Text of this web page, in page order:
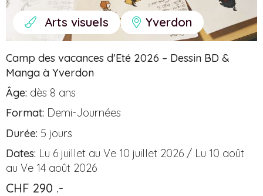
Arts visuels Yverdon
Camp des vacances d'Eté 2026 – Dessin BD &
Manga à Yverdon
Âge: dès 8 ans
Format: Demi-Journées
Durée: 5 jours
Dates: Lu 6 juillet au Ve 10 juillet 2026 / Lu 10 août
au Ve 14 août 2026
CHF 290 .-